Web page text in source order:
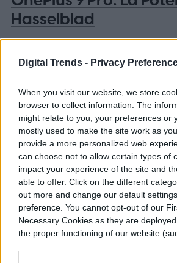
Digital Trends - Privacy
When you visit our website, we store
browser to collect information. The
might relate to you, your preferences or
mostly used to make the site work as
provide a more personalized web
can choose not to allow certain types of
impact your experience of the site and
able to offer. Click on the different
out more and change our default
preference. You cannot opt-out of our
Necessary Cookies as they are
the proper functioning of our website
Hasselblad
DTES
El OnePlus 9 Pro llegó en